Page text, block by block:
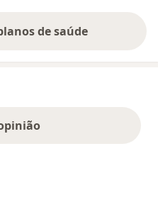
de saúde